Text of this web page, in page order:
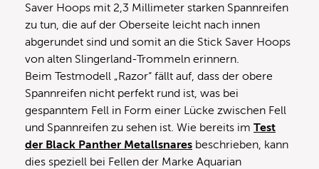
Saver Hoops mit 2,3 Millimeter starken Spannreifen
zu tun, die auf der Oberseite leicht nach innen
abgerundet sind und somit an die Stick Saver Hoops
von alten Slingerland-Trommeln erinnern.
Beim Testmodell „Razor“ fällt auf, dass der obere
Spannreifen nicht perfekt rund ist, was bei
gespanntem Fell in Form einer Lücke zwischen Fell
und Spannreifen zu sehen ist. Wie bereits im Test
der Black Panther Metallsnares beschrieben, kann
dies speziell bei Fellen der Marke Aquarian